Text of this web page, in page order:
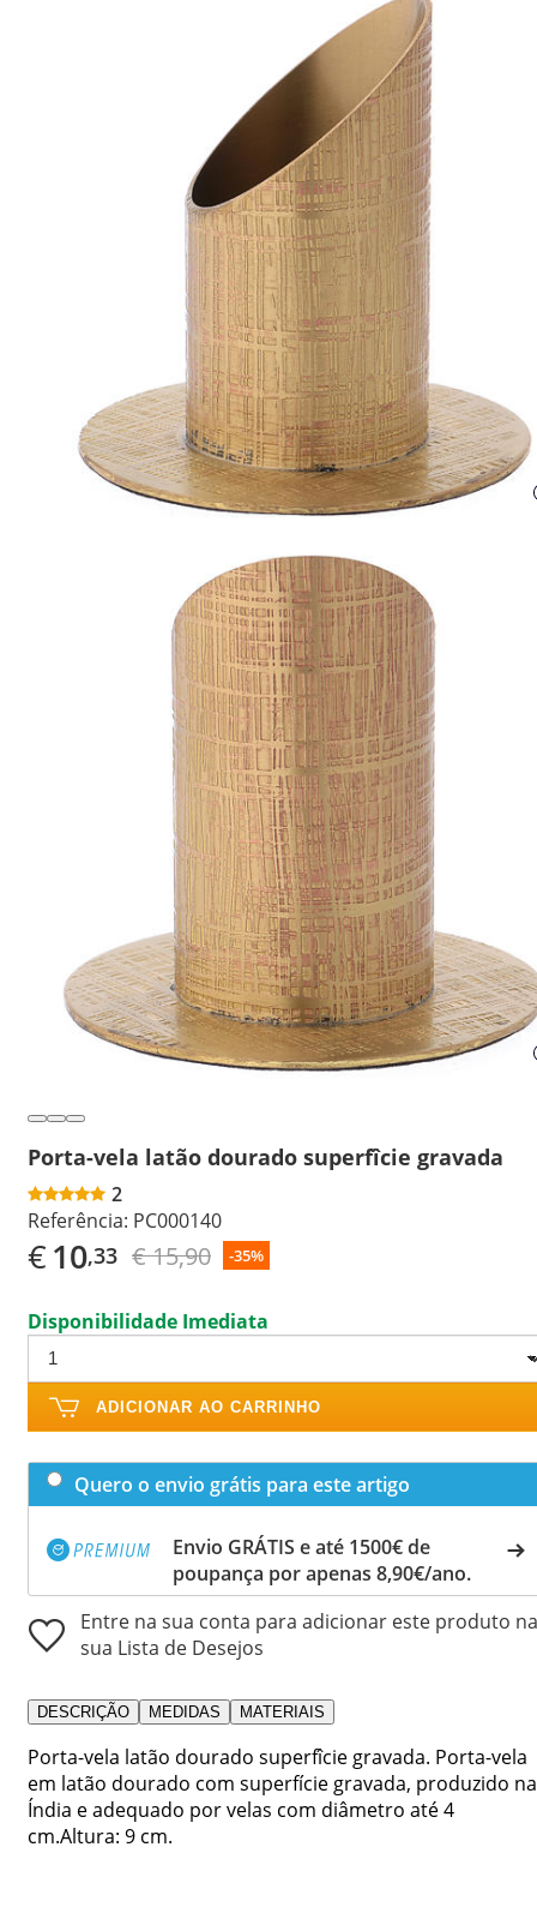
Porta-vela latão dourado superfîcie gravada
2
Referência: PC000140
€10,33 € 15,90 -35%
Disponibilidade Imediata
ADICIONAR AO CARRINHO
Quero o envio grátis para este artigo
Envio GRÁTIS e até 1500€ de
poupança por apenas 8,90€/ano.
Entre na sua conta para adicionar este produto na
sua Lista de Desejos
DESCRIÇÃO MEDIDAS MATERIAIS
Porta-vela latão dourado superfîcie gravada. Porta-vela
em latão dourado com superfície gravada, produzido na
Índia e adequado por velas com diâmetro até 4
cm.Altura: 9 cm.